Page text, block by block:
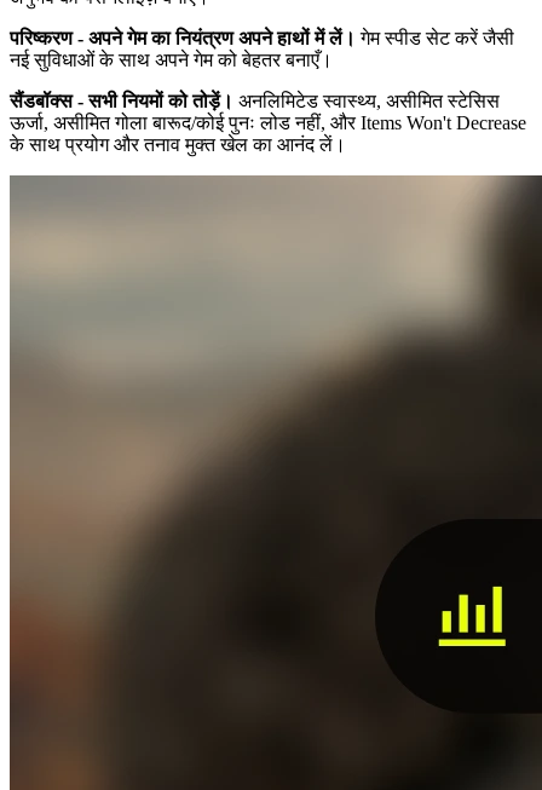
परिष्करण - अपने गेम का नियंत्रण अपने हाथों में लें। गेम स्पीड सेट करें जैसी
नई सुविधाओं के साथ अपने गेम को बेहतर बनाएँ।
सैंडबॉक्स - सभी नियमों को तोड़ें। अनलिमिटेड स्वास्थ्य, असीमित स्टेसिस
ऊर्जा, असीमित गोला बारूद/कोई पुनः लोड नहीं, और Items Won't Decrease
के साथ प्रयोग और तनाव मुक्त खेल का आनंद लें।